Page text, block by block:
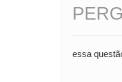
essa